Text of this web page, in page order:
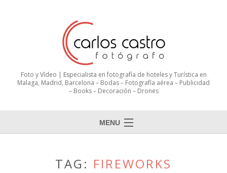
Foto y Vídeo | Especialista en fotografía de hoteles y Turística en
Malaga, Madrid, Barcelona – Bodas – Fotografía aérea – Publicidad
– Books – Decoración – Drones
MENU
TAG: FIREWORKS